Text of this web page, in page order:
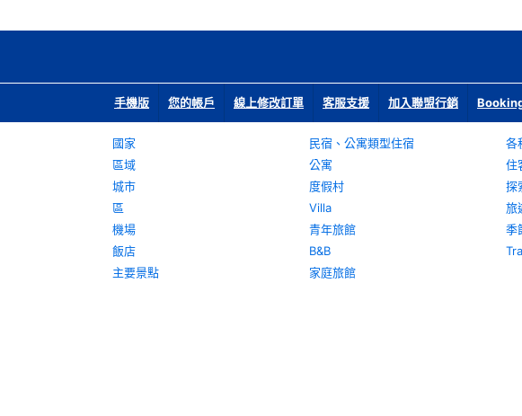
手機版 您的帳戶 線上修改訂單 客服支援 加入聯盟行銷
國家
區域
城市
區
機場
飯店
主要景點
民宿、公寓類型住宿
公寓
度假村
Villa
青年旅館
B&B
家庭旅館
各
住
探
旅
季